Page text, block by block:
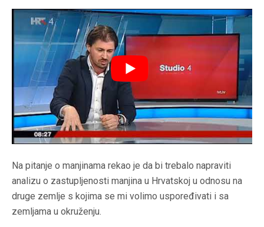
Na pitanje o manjinama rekao je da bi trebalo napraviti
analizu o zastupljenosti manjina u Hrvatskoj u odnosu na
druge zemlje s kojima se mi volimo uspoređivati i sa
zemljama u okruženju.